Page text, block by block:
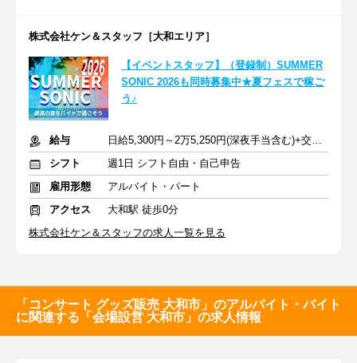
株式会社ケン＆スタッフ［大和エリア］
【イベントスタッフ】（登録制）SUMMER
SONIC 2026も同時募集中★夏フェスで稼ご
う♪
給与
日給5,300円～2万5,250円(深夜手当含む)+交通費支給
シフト
週1日 シフト自由・自己申告
雇用形態
アルバイト・パート
アクセス
大和駅 徒歩0分
株式会社ケン＆スタッフの求人一覧を見る
「コンサート グッズ販売 大和市」のアルバイト・バイト
に関連する「会場設営 大和市」の求人情報